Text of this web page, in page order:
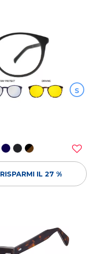
S
RISPARMI IL 27 %